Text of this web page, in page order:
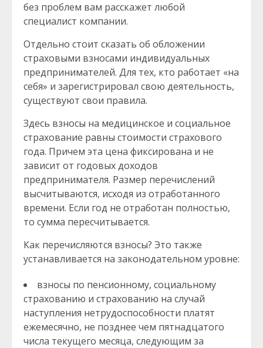
без проблем вам расскажет любой
специалист компании.
Отдельно стоит сказать об обложении
страховыми взносами индивидуальных
предпринимателей. Для тех, кто работает «на
себя» и зарегистрировал свою деятельность,
существуют свои правила.
Здесь взносы на медицинское и социальное
страхование равны стоимости страхового
года. Причем эта цена фиксирована и не
зависит от годовых доходов
предпринимателя. Размер перечислений
высчитываются, исходя из отработанного
времени. Если год не отработан полностью,
то сумма пересчитывается.
Как перечисляются взносы? Это также
устанавливается на законодательном уровне:
взносы по пенсионному, социальному
страхованию и страхованию на случай
наступления нетрудоспособности платят
ежемесячно, не позднее чем пятнадцатого
числа текущего месяца, следующим за